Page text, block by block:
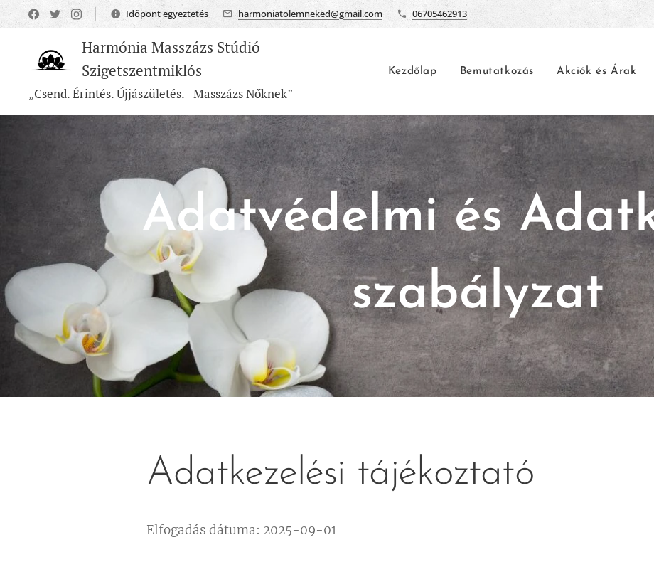
Időpont egyeztetés harmoniatolemneked@gmail.com 06705462913
Harmónia Masszázs Stúdió
Szigetszentmiklós
„Csend. Érintés. Újjászületés. - Masszázs Nőknek”
Kezdőlap Bemutatkozás Akciók és Árak
Adatvédelmi és
szabályzat
Adatkezelési tájékoztató
Elfogadás dátuma: 2025-09-01